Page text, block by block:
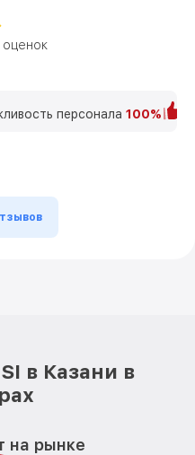
оценок
персонала 100%
в Казани в
на рынке